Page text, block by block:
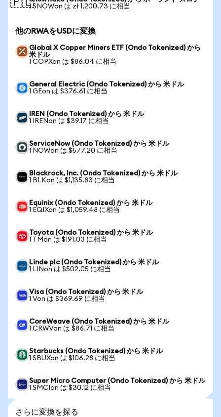
🇵🇱1 SNOWon は zł 1,200.73 に相当
他のRWAをUSDに変換
Global X Copper Miners ETF (Ondo Tokenized) から
米ドル
1 COPXon は $86.04 に相当
General Electric (Ondo Tokenized) から 米ドル
1 GEon は $376.61 に相当
IREN (Ondo Tokenized) から 米ドル
1 IRENon は $39.17 に相当
ServiceNow (Ondo Tokenized) から 米ドル
1 NOWon は $577.20 に相当
Blackrock, Inc. (Ondo Tokenized) から 米ドル
1 BLKon は $1,135.83 に相当
Equinix (Ondo Tokenized) から 米ドル
1 EQIXon は $1,059.48 に相当
Toyota (Ondo Tokenized) から 米ドル
1 TMon は $191.03 に相当
Linde plc (Ondo Tokenized) から 米ドル
1 LINon は $502.05 に相当
Visa (Ondo Tokenized) から 米ドル
1 Von は $369.69 に相当
CoreWeave (Ondo Tokenized) から 米ドル
1 CRWVon は $86.71 に相当
Starbucks (Ondo Tokenized) から 米ドル
1 SBUXon は $106.28 に相当
Super Micro Computer (Ondo Tokenized) から 米ドル
1 SMCIon は $30.12 に相当
さらに変換を探る